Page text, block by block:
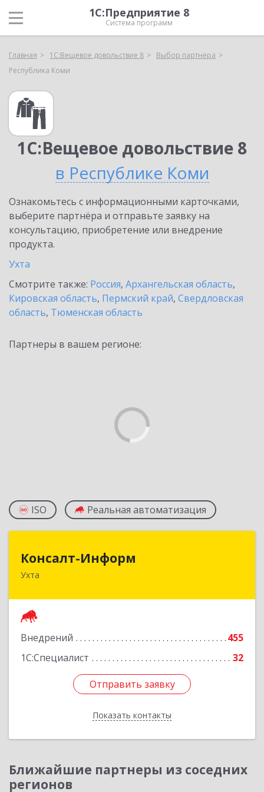
1С:Предприятие 8
Система программ
Главная 1С:Вещевое довольствие 8
Выбор партнёра
Республика Коми
1С:Вещевое довольствие 8
в Республике Коми
Ознакомьтесь с информационными карточками,
выберите партнёра и отправьте заявку на
консультацию, приобретение или внедрение
продукта.
Ухта
Смотрите также: Россия, Архангельская область,
Кировская область, Пермский край, Свердловская
область, Тюменская область
Партнеры в вашем регионе:
ISO Реальная автоматизация
Консалт-Информ
Ухта
Внедрений
455
1С:Специалист
32
Отправить заявку
Показать контакты
169300, Коми Респ, Ухта г, Строителей пр-д 1, 2
Отправить заявку
Назад
Ближайшие партнеры из соседних
регионов